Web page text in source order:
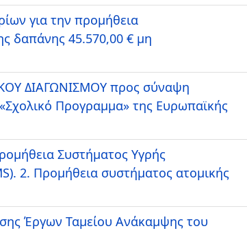
για την προμήθεια
δαπάνης 45.570,00 € μη
ΔΙΑΓΩΝΙΣΜΟΥ προς σύναψη
Προγραμμα» της Ευρωπαϊκής
Συστήματος Υγρής
2. Προμήθεια συστήματος ατομικής
Έργων Ταμείου Ανάκαμψης του